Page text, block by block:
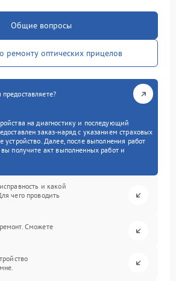
Общие вопросы
ремонту оптических прицелов
на диагностику и последующий
заказ-наряд с указанием страховых
устройство. Далее, после выполнения работ
получите акт выполненных работ и
и какой
чего проводить
Сможете